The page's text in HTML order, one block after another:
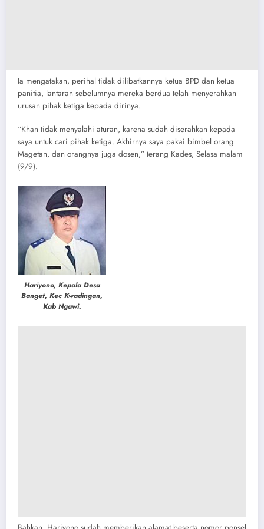
Ia mengatakan, perihal tidak dilibatkannya ketua BPD dan ketua
panitia, lantaran sebelumnya mereka berdua telah menyerahkan
urusan pihak ketiga kepada dirinya.
“Khan tidak menyalahi aturan, karena sudah diserahkan kepada
saya untuk cari pihak ketiga. Akhirnya saya pakai bimbel orang
Magetan, dan orangnya juga dosen,” terang Kades, Selasa malam
(9/9).
Hariyono, Kepala Desa
Banget, Kec Kwadingan,
Kab Ngawi.